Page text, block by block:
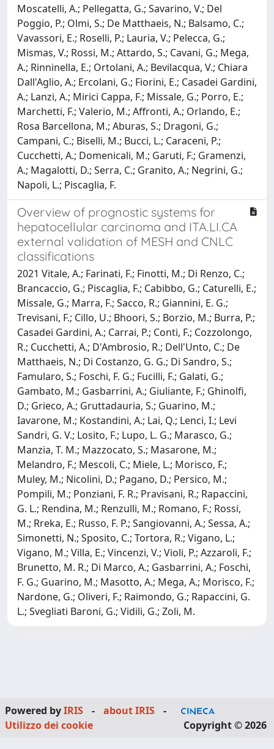
Moscatelli, A.; Pellegatta, G.; Savarino, V.; Del
Poggio, P.; Olmi, S.; De Matthaeis, N.; Balsamo, C.;
Vavassori, E.; Roselli, P.; Lauria, V.; Pelecca, G.;
Mismas, V.; Rossi, M.; Attardo, S.; Cavani, G.; Mega,
A.; Rinninella, E.; Ortolani, A.; Bevilacqua, V.; Chiara
Dall'Aglio, A.; Ercolani, G.; Fiorini, E.; Casadei Gardini,
A.; Lanzi, A.; Mirici Cappa, F.; Missale, G.; Porro, E.;
Marchetti, F.; Valerio, M.; Affronti, A.; Orlando, E.;
Rosa Barcellona, M.; Aburas, S.; Dragoni, G.;
Campani, C.; Biselli, M.; Bucci, L.; Caraceni, P.;
Cucchetti, A.; Domenicali, M.; Garuti, F.; Gramenzi,
A.; Magalotti, D.; Serra, C.; Granito, A.; Negrini, G.;
Napoli, L.; Piscaglia, F.
Overview of prognostic systems for
hepatocellular carcinoma and ITA.LI.CA
external validation of MESH and CNLC
classifications
2021 Vitale, A.; Farinati, F.; Finotti, M.; Di Renzo, C.;
Brancaccio, G.; Piscaglia, F.; Cabibbo, G.; Caturelli, E.;
Missale, G.; Marra, F.; Sacco, R.; Giannini, E. G.;
Trevisani, F.; Cillo, U.; Bhoori, S.; Borzio, M.; Burra, P.;
Casadei Gardini, A.; Carrai, P.; Conti, F.; Cozzolongo,
R.; Cucchetti, A.; D'Ambrosio, R.; Dell'Unto, C.; De
Matthaeis, N.; Di Costanzo, G. G.; Di Sandro, S.;
Famularo, S.; Foschi, F. G.; Fucilli, F.; Galati, G.;
Gambato, M.; Gasbarrini, A.; Giuliante, F.; Ghinolﬁ,
D.; Grieco, A.; Gruttadauria, S.; Guarino, M.;
Iavarone, M.; Kostandini, A.; Lai, Q.; Lenci, I.; Levi
Sandri, G. V.; Losito, F.; Lupo, L. G.; Marasco, G.;
Manzia, T. M.; Mazzocato, S.; Masarone, M.;
Melandro, F.; Mescoli, C.; Miele, L.; Morisco, F.;
Muley, M.; Nicolini, D.; Pagano, D.; Persico, M.;
Pompili, M.; Ponziani, F. R.; Pravisani, R.; Rapaccini,
G. L.; Rendina, M.; Renzulli, M.; Romano, F.; Rossi,
M.; Rreka, E.; Russo, F. P.; Sangiovanni, A.; Sessa, A.;
Simonetti, N.; Sposito, C.; Tortora, R.; Vigano, L.;
Vigano, M.; Villa, E.; Vincenzi, V.; Violi, P.; Azzaroli, F.;
Brunetto, M. R.; Di Marco, A.; Gasbarrini, A.; Foschi,
F. G.; Guarino, M.; Masotto, A.; Mega, A.; Morisco, F.;
Nardone, G.; Oliveri, F.; Raimondo, G.; Rapaccini, G.
L.; Svegliati Baroni, G.; Vidili, G.; Zoli, M.
Powered byIRIS - about IRIS
-
Utilizzo dei cookie
Copyright © 2026